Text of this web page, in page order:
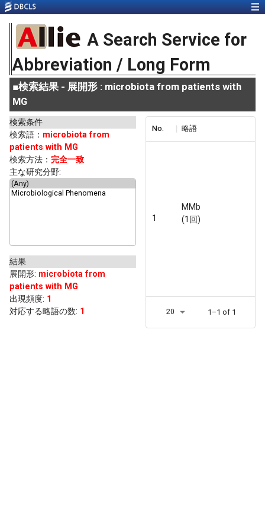
A Search Service for
Abbreviation / Long Form
■検索結果 - 展開形 : microbiota from patients with
MG
検索条件
検索語： microbiota from
patients with MG
検索方法： 完全一致
主な研究分野:
結果
展開形: microbiota from
patients with MG
出現頻度: 1
対応する略語の数: 1
No. 略語
1
MMb
(1回)
20 1–1 of 1